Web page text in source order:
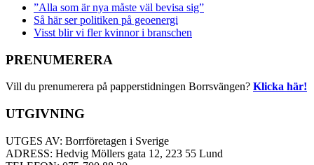
”Alla som är nya måste väl bevisa sig”
Så här ser politiken på geoenergi
Visst blir vi fler kvinnor i branschen
PRENUMERERA
Vill du prenumerera på papperstidningen Borrsvängen? Klicka här!
UTGIVNING
UTGES AV: Borrföretagen i Sverige
ADRESS: Hedvig Möllers gata 12, 223 55 Lund